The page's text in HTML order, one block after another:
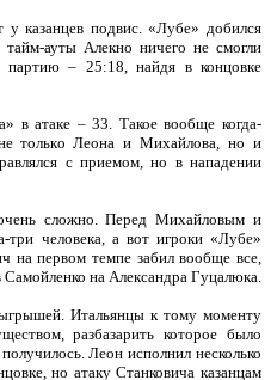
казанцев подвис. «Лубе» добился
ауты Алекно ничего не смогли
партию – 25:18, найдя в концовке
в атаке – 33. Такое вообще когда-
только Леона и Михайлова, но и
с приемом, но в нападении
сложно. Перед Михайловым и
три человека, а вот игроки «Лубе»
на первом темпе забил вообще все,
на Александра Гуцалюка.
Итальянцы к тому моменту
разбазарить которое было
Леон исполнил несколько
но атаку Станковича казанцам